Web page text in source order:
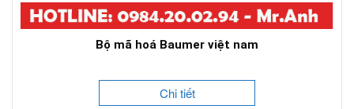
Bộ mã hoá Baumer việt nam
Chi tiết